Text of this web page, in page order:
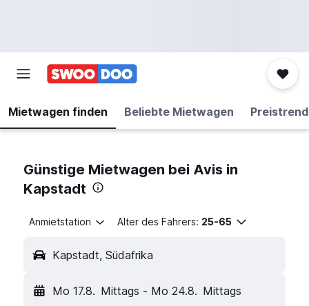
Mietwagen finden Beliebte Mietwagen
Günstige Mietwagen bei Avis in
Kapstadt
Anmietstation Alter des Fahrers: 25-65
Kapstadt, Südafrika
Mo 17.8. Mittags - Mo 24.8. Mittags